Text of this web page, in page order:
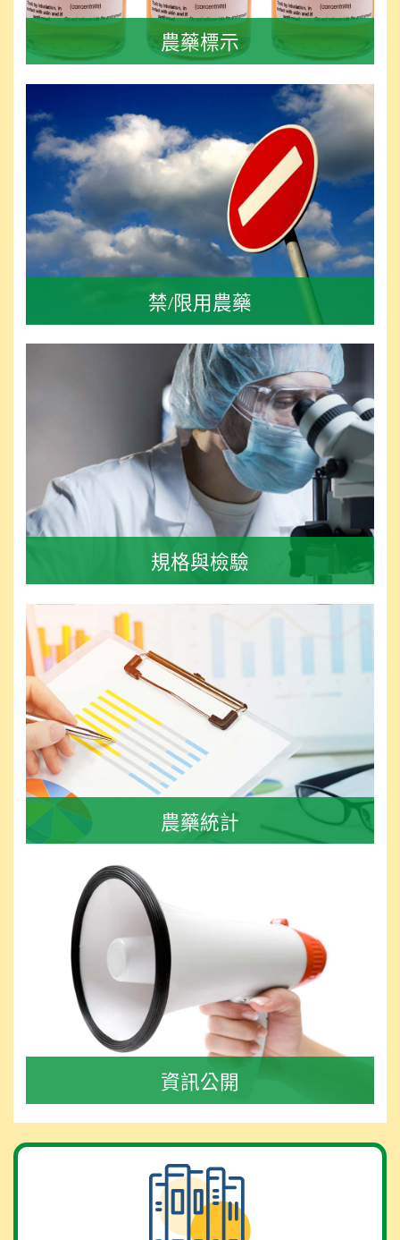
農藥標示
禁/限用農藥
規格與檢驗
農藥統計
資訊公開